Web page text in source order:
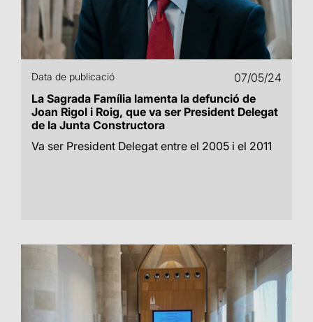
Data de publicació
07/05/24
La Sagrada Família lamenta la defunció de
Joan Rigol i Roig, que va ser President Delegat
de la Junta Constructora
Va ser President Delegat entre el 2005 i el 2011